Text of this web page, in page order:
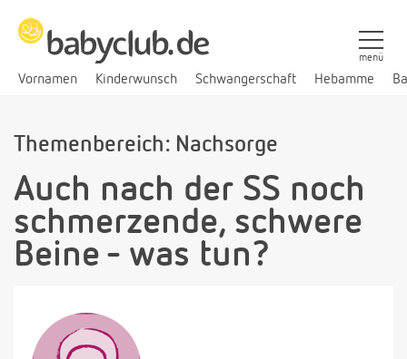
Vornamen Kinderwunsch Schwangerschaft Hebamme
menü
Themenbereich: Nachsorge
Auch nach der SS noch
schmerzende, schwere
Beine - was tun?